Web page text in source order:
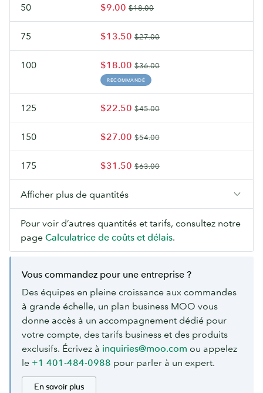
50 $9.00 $18.00
75 $13.50 $27.00
100 $18.00 $36.00
RECOMMANDÉ
125 $22.50 $45.00
150 $27.00 $54.00
175 $31.50 $63.00
Afficher plus de quantités
Pour voir d’autres quantités et tarifs, consultez notre
page Calculatrice de coûts et délais.
Vous commandez pour une entreprise ?
Des équipes en pleine croissance aux commandes
à grande échelle, un plan business MOO vous
donne accès à un accompagnement dédié pour
votre compte, des tarifs business et des produits
exclusifs. Écrivez à inquiries@moo.com ou appelez
le +1 401-484-0988 pour parler à un expert.
En savoir plus